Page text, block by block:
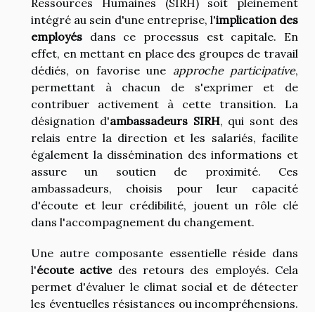
Ressources Humaines (SIRH) soit pleinement
intégré au sein d'une entreprise, l'implication des
employés dans ce processus est capitale. En
effet, en mettant en place des groupes de travail
dédiés, on favorise une approche participative,
permettant à chacun de s'exprimer et de
contribuer activement à cette transition. La
désignation d'ambassadeurs SIRH, qui sont des
relais entre la direction et les salariés, facilite
également la dissémination des informations et
assure un soutien de proximité. Ces
ambassadeurs, choisis pour leur capacité
d'écoute et leur crédibilité, jouent un rôle clé
dans l'accompagnement du changement.
Une autre composante essentielle réside dans
l'écoute activedes retours des employés. Cela
permet d'évaluer le climat social et de détecter
les éventuelles résistances ou incompréhensions.